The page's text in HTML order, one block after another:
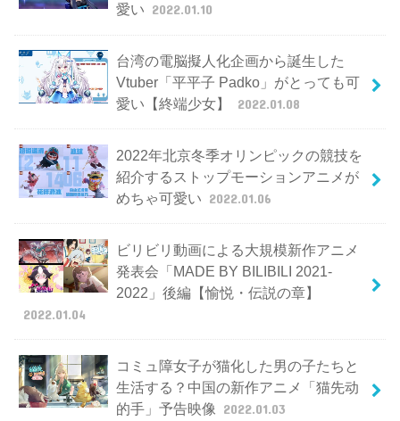
愛い 2022.01.10
台湾の電脳擬人化企画から誕生した
Vtuber「平平子 Padko」がとっても可
愛い【終端少女】
2022.01.08
2022年北京冬季オリンピックの競技を
紹介するストップモーションアニメが
めちゃ可愛い 2022.01.06
ビリビリ動画による大規模新作アニメ
発表会「MADE BY BILIBILI 2021-
2022」後編【愉悦・伝説の章】
2022.01.04
コミュ障女子が猫化した男の子たちと
生活する？中国の新作アニメ「猫先动
的手」予告映像
2022.01.03